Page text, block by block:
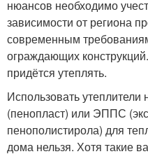
нюансов необходимо
зависимости от региона
современным
ограждающих
придётся утеплять.
Использовать
(пенопласт) или ЭППС
пенополистирола) для
дома нельзя. Хотя такие